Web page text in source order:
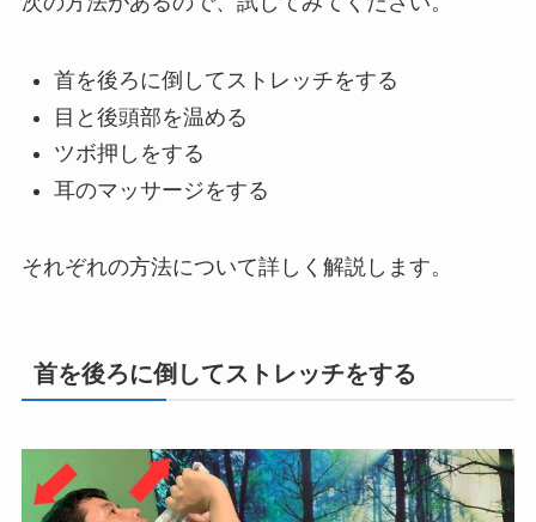
首を後ろに倒してストレッチをする
目と後頭部を温める
ツボ押しをする
耳のマッサージをする
それぞれの方法について詳しく解説します。
首を後ろに倒してストレッチをする